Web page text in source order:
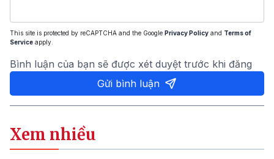
This site is protected by reCAPTCHA and the Google Privacy Policy and Terms of
Service apply.
Bình luận của bạn sẽ được xét duyệt trước khi đăng
Gửi bình luận
Xem nhiều